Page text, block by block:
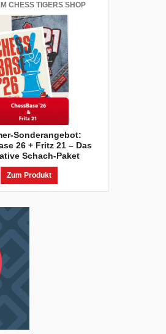
CHESS TIGERS SHOP
Sonderangebot:
26 + Fritz 21 – Das
Schach-Paket
Zum Produkt